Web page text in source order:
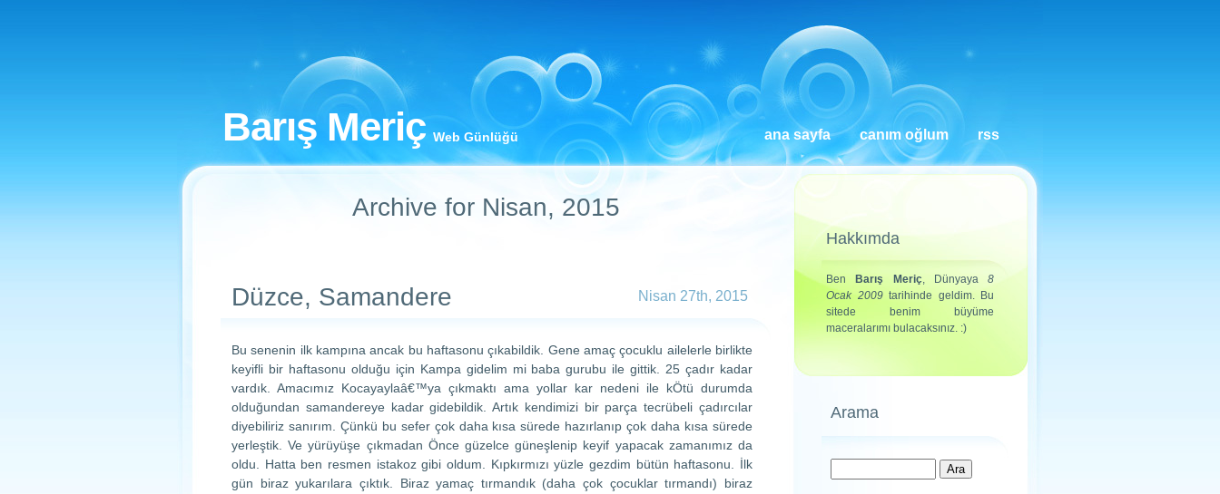
Barış Meriç Web Günlüğü ana sayfa canım oğlum rss
Archive for Nisan, 2015
Düzce, Samandere Nisan 27th, 2015
Bu senenin ilk kampına ancak bu haftasonu çıkabildik. Gene amaç çocuklu ailelerle birlikte
keyifli bir haftasonu olduğu için Kampa gidelim mi baba gurubu ile gittik. 25 çadır kadar
vardık. Amacımız Kocayaylaâ€™ya çıkmaktı ama yollar kar nedeni ile kÖtü durumda
olduğundan samandereye kadar gidebildik. Artık kendimizi bir parça tecrübeli çadırcılar
diyebiliriz sanırım. Çünkü bu sefer çok daha kısa sürede hazırlanıp çok daha kısa sürede
yerleştik. Ve yürüyüşe çıkmadan Önce güzelce güneşlenip keyif yapacak zamanımız da
oldu. Hatta ben resmen istakoz gibi oldum. Kıpkırmızı yüzle gezdim bütün haftasonu. İlk
gün biraz yukarılara çıktık. Biraz yamaç tırmandık (daha çok çocuklar tırmandı) biraz
Hakkımda
Ben Barış Meriç, Dünyaya 8
Ocak 2009tarihinde geldim. Bu
sitede benim büyüme
maceralarımı bulacaksınız. :)
Arama